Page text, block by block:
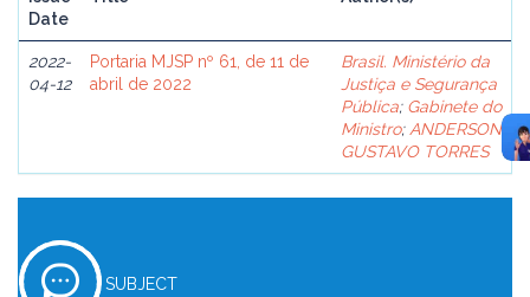
Date
2022-
04-12
Portaria MJSP nº 61, de 11 de
abril de 2022
Brasil. Ministério da
Justiça e Segurança
Pública; Gabinete do
Ministro; ANDERSON
GUSTAVO TORRES
SUBJECT